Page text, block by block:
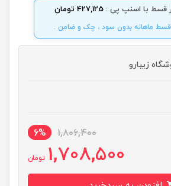
قسط با اسنپ پی : 427,125 تومان
زیبارو
1,806,400
6%
1,708,500 تومان